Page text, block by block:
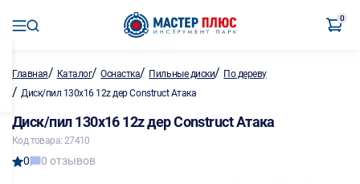
0
Главная/ Каталог/Оснастка/ Пильные диски/ По дереву
/ Диск/пил 130х16 12z дер Construct Атака
Диск/пил 130х16 12z дер Construct Атака
Код товара: 27410
0 0 отзывов